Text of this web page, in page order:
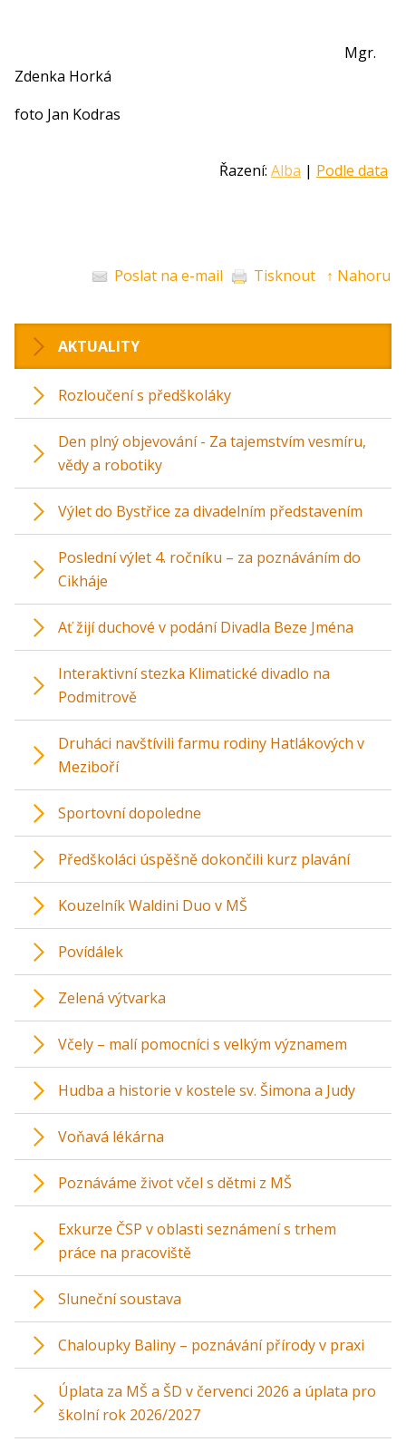
Mgr.
Zdenka Horká
foto Jan Kodras
Řazení: Alba | Podle data
Poslat na e-mail Tisknout ↑ Nahoru
AKTUALITY
Rozloučení s předškoláky
Den plný objevování - Za tajemstvím vesmíru,
vědy a robotiky
Výlet do Bystřice za divadelním představením
Poslední výlet 4. ročníku – za poznáváním do
Cikháje
Ať žijí duchové v podání Divadla Beze Jména
Interaktivní stezka Klimatické divadlo na
Podmitrově
Druháci navštívili farmu rodiny Hatlákových v
Meziboří
Sportovní dopoledne
Předškoláci úspěšně dokončili kurz plavání
Kouzelník Waldini Duo v MŠ
Povídálek
Zelená výtvarka
Včely – malí pomocníci s velkým významem
Hudba a historie v kostele sv. Šimona a Judy
Voňavá lékárna
Poznáváme život včel s dětmi z MŠ
Exkurze ČSP v oblasti seznámení s trhem
práce na pracoviště
Sluneční soustava
Chaloupky Baliny – poznávání přírody v praxi
Úplata za MŠ a ŠD v červenci 2026 a úplata pro
školní rok 2026/2027